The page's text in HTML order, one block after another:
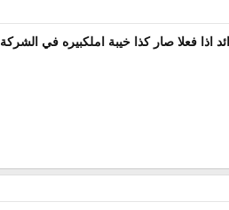
اذا فعلا صار كذا خيبة املكبيره في الشركة